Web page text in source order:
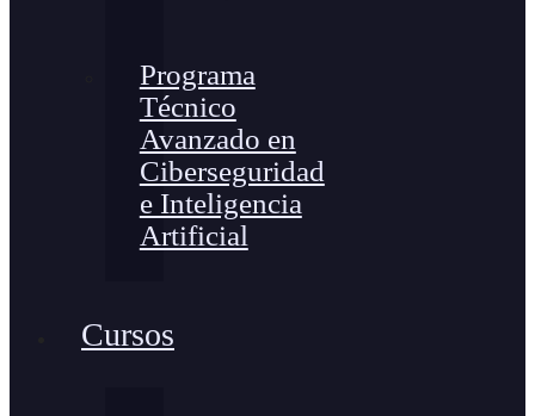
Programa
Técnico
Avanzado en
Ciberseguridad
e Inteligencia
Artificial
Cursos